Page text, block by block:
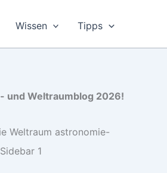
Wissen Tipps
und Weltraumblog 2026!